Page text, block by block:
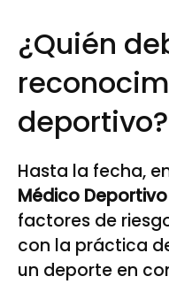
¿Quién
deportivo?
Hasta la fecha,
Médico Deportivo
factores de
con la práctica
un deporte en